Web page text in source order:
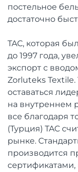
постельное
достаточно
TAC, которая
до 1997 года,
экспорт с
Zorluteks
оставаться
на внутреннем
все благодаря
(Турция) TAC
рынке.
производится